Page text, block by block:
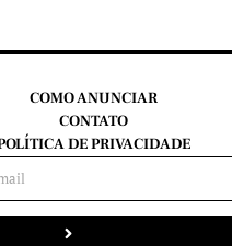
COMO ANUNCIAR
CONTATO
DE PRIVACIDADE